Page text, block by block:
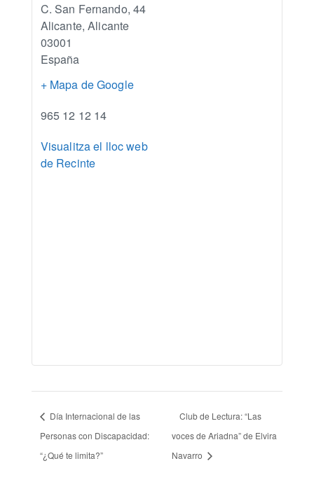
C. San Fernando, 44
Alicante, Alicante
03001
España
+ Mapa de Google
965 12 12 14
Visualitza el lloc web
de Recinte
Día Internacional de las
Personas con Discapacidad:
“¿Qué te limita?”
Club de Lectura: “Las
voces de Ariadna” de Elvira
Navarro